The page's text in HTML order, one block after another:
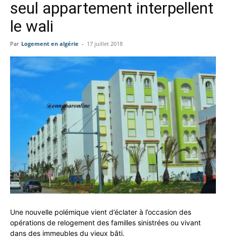
seul appartement interpellent
le wali
Par Logement en algérie - 17 juillet 2018
Une nouvelle polémique vient d’éclater à l’occasion des
opérations de relogement des familles sinistrées ou vivant
dans des immeubles du vieux bâti.